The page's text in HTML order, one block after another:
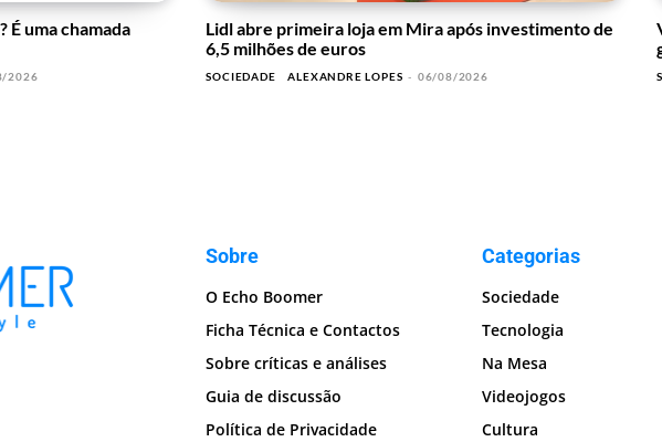
É uma chamada
2026
Lidl abre primeira loja em Mira após investimento de
6,5 milhões de euros
SOCIEDADE ALEXANDRE LOPES - 06/08/2026
Sobre
O Echo Boomer
Ficha Técnica e Contactos
Sobre críticas e análises
Guia de discussão
Política de Privacidade
Categorias
Sociedade
Tecnologia
Na Mesa
Videojogos
Cultura